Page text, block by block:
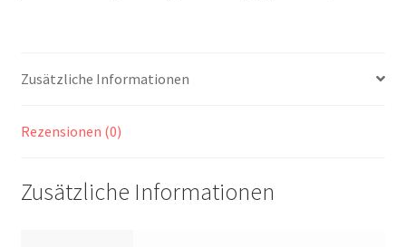
Zusätzliche Informationen
Rezensionen (0)
Zusätzliche Informationen